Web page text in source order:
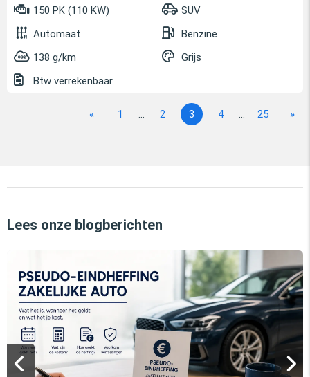
150 PK (110 KW)
SUV
Automaat
Benzine
138 g/km
Grijs
Btw verrekenbaar
« 1 ... 2 3 4 ... 25 »
Lees onze blogberichten